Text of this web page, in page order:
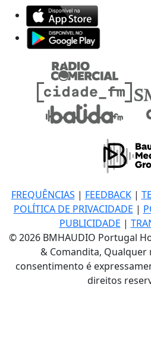
FREQUÊNCIAS | FEEDBACK|
POLÍTICA DE PRIVACIDADE |
PUBLICIDADE |
© 2026 BMHAUDIO Portugal
& Comandita, Qualquer
consentimento é
direitos